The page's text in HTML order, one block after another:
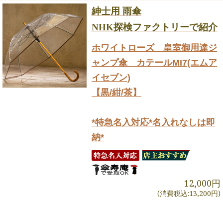
紳士用 雨傘
NHK探検ファクトリーで紹介
ホワイトローズ 皇室御用達ジ
ャンプ傘 カテールMI7(エムア
イセブン)
【黒/紺/茶】
*特急名入対応*名入れなしは即
納*
12,000円
(消費税込:13,200円)